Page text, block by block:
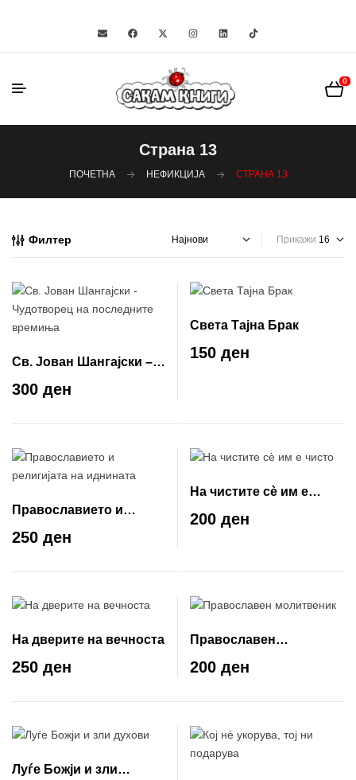
0
Страна 13
ПОЧЕТНА НЕФИКЦИЈА СТРАНА 13
Филтер Прикажи
Св. Јован Шангајски –
Чудотворец на
последните времиња
300 ден
Света Тајна Брак
150 ден
Православието и
религијата на иднината
250 ден
На чистите сè им е
чисто
200 ден
На дверите на вечноста
250 ден
Православен
молитвеник
200 ден
Луѓе Божји и зли